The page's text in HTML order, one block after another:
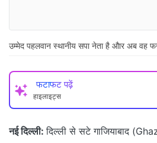
उम्मेद पहलवान स्थानीय सपा नेता है औार अब वह
फटाफट पढ़ें
हाइलाइट्स
नई दिल्ली: दिल्ली से सटे गाजियाबाद